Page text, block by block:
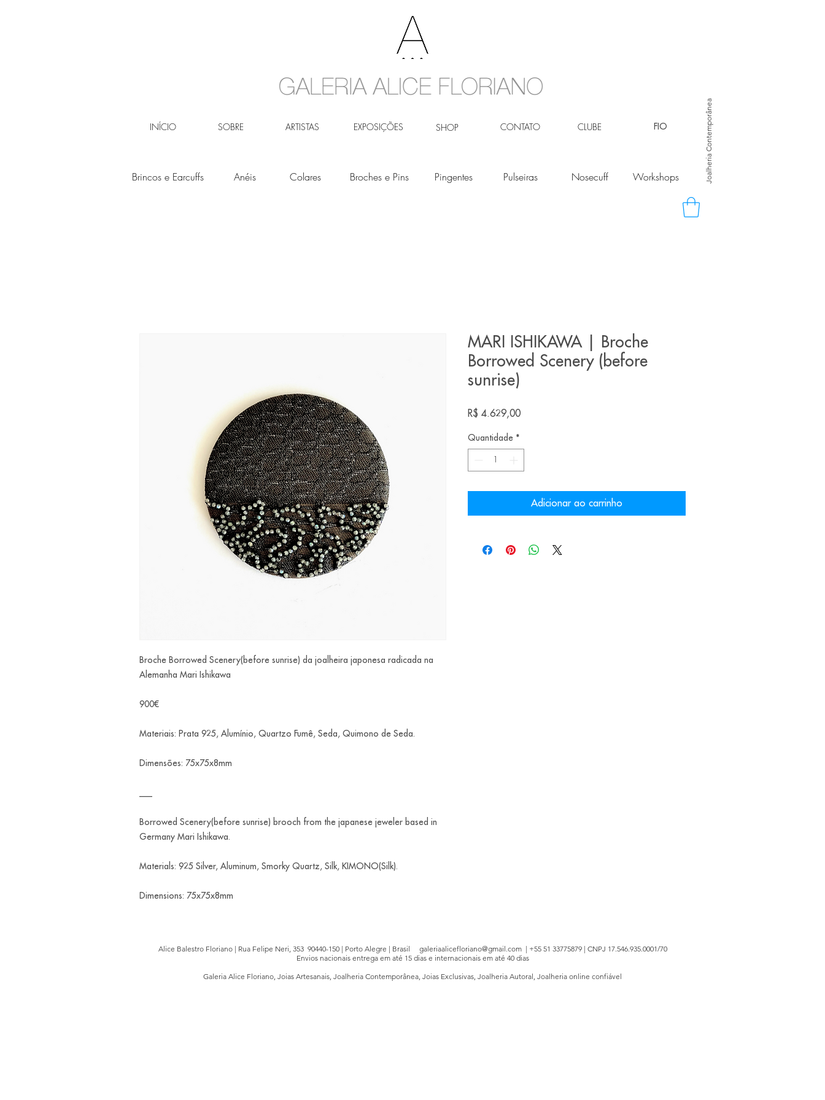
INÍCIO SOBRE ARTISTAS EXPOSIÇÕES SHOP CONTATO CLUBE Joalheria Contemporânea
FIO
Brincos e Earcuffs Anéis Colares Broches e Pins Pingentes Pulseiras Nosecuff Workshops
Broche Borrowed Scenery(before sunrise) da joalheira japonesa radicada na
Alemanha Mari Ishikawa
900€
Materiais: Prata 925, Alumínio, Quartzo Fumê, Seda, Quimono de Seda.
Dimensões: 75x75x8mm
Borrowed Scenery(before sunrise) brooch from the japanese jeweler based in
Germany Mari Ishikawa.
Materials: 925 Silver, Aluminum, Smorky Quartz, Silk, KIMONO(Silk).
Dimensions: 75x75x8mm
MARI ISHIKAWA | Broche
Borrowed Scenery (before
sunrise)
R$ 4.629,00Preço
Quantidade *
Adicionar ao carrinho
Alice Balestro Floriano | Rua Felipe Neri, 353 90440-150 | Porto Alegre | Brasil galeriaalicefloriano@gmail.com| +55 51 33775879 | CNPJ 17.546.935.0001/70
Envios nacionais entrega em até 15 dias e internacionais em até 40 dias
Galeria Alice Floriano, Joias Artesanais, Joalheria Contemporânea, Joias Exclusivas, Joalheria Autoral, Joalheria online confiável